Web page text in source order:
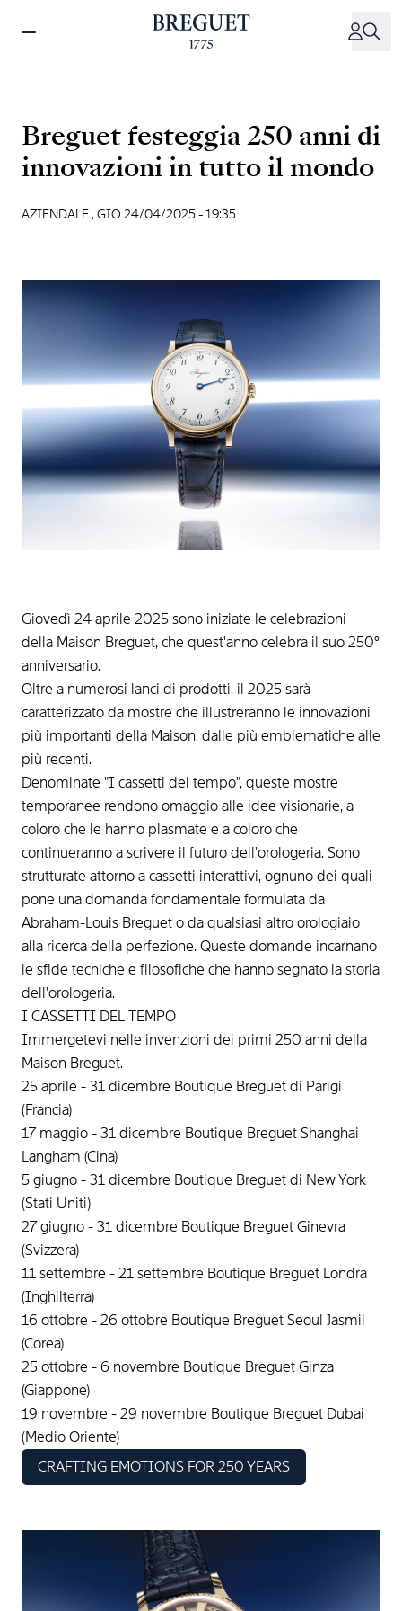
Breguet festeggia 250 anni di
innovazioni in tutto il mondo
AZIENDALE , GIO 24/04/2025 - 19:35
Giovedì 24 aprile 2025 sono iniziate le celebrazioni
della Maison Breguet, che quest'anno celebra il suo 250°
anniversario.
Oltre a numerosi lanci di prodotti, il 2025 sarà
caratterizzato da mostre che illustreranno le innovazioni
più importanti della Maison, dalle più emblematiche alle
più recenti.
Denominate "I cassetti del tempo", queste mostre
temporanee rendono omaggio alle idee visionarie, a
coloro che le hanno plasmate e a coloro che
continueranno a scrivere il futuro dell'orologeria. Sono
strutturate attorno a cassetti interattivi, ognuno dei quali
pone una domanda fondamentale formulata da
Abraham-Louis Breguet o da qualsiasi altro orologiaio
alla ricerca della perfezione. Queste domande incarnano
le sfide tecniche e filosofiche che hanno segnato la storia
dell'orologeria.
I CASSETTI DEL TEMPO
Immergetevi nelle invenzioni dei primi 250 anni della
Maison Breguet.
25 aprile - 31 dicembre Boutique Breguet di Parigi
(Francia)
17 maggio - 31 dicembre Boutique Breguet Shanghai
Langham (Cina)
5 giugno - 31 dicembre Boutique Breguet di New York
(Stati Uniti)
27 giugno - 31 dicembre Boutique Breguet Ginevra
(Svizzera)
11 settembre - 21 settembre Boutique Breguet Londra
(Inghilterra)
16 ottobre - 26 ottobre Boutique Breguet Seoul Jasmil
(Corea)
25 ottobre - 6 novembre Boutique Breguet Ginza
(Giappone)
19 novembre - 29 novembre Boutique Breguet Dubai
(Medio Oriente)
CRAFTING EMOTIONS FOR 250 YEARS